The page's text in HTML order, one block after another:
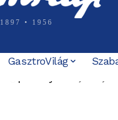
• 1956
GasztroVilág
foci,